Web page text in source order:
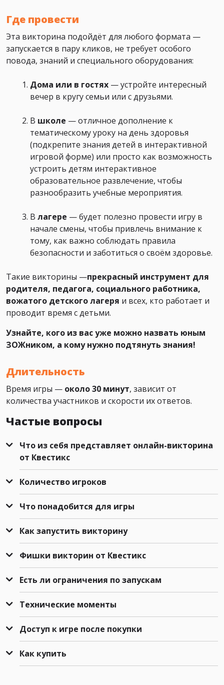
Где провести
Эта викторина подойдёт для любого формата —
запускается в пару кликов, не требует особого
повода, знаний и специального оборудования:
Дома или в гостях — устройте интересный
вечер в кругу семьи или с друзьями.
В школе — отличное дополнение к
тематическому уроку на день здоровья
(подкрепите знания детей в интерактивной
игровой форме) или просто как возможность
устроить детям интерактивное
образовательное развлечение, чтобы
разнообразить учебные мероприятия.
В лагере — будет полезно провести игру в
начале смены, чтобы привлечь внимание к
тому, как важно соблюдать правила
безопасности и заботиться о своём здоровье.
Такие викторины —прекрасный инструмент для
родителя, педагога, социального работника,
вожатого детского лагеря и всех, кто работает и
проводит время с детьми.
Узнайте, кого из вас уже можно назвать юным
ЗОЖником, а кому нужно подтянуть знания!
Длительность
Время игры — около 30 минут, зависит от
количества участников и скорости их ответов.
Частые вопросы
Что из себя представляет онлайн-викторина
от Квестикс
Количество игроков
Что понадобится для игры
Как запустить викторину
Фишки викторин от Квестикс
Есть ли ограничения по запускам
Технические моменты
Доступ к игре после покупки
Как купить